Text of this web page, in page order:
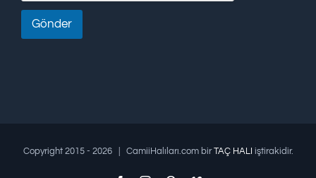
Gönder
Copyright 2015 - 2026 | CamiiHalıları.com birTAÇ HALI iştirakidir.